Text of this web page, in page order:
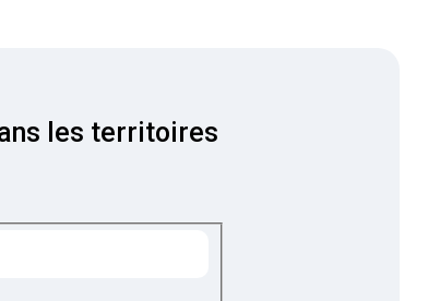
les territoires